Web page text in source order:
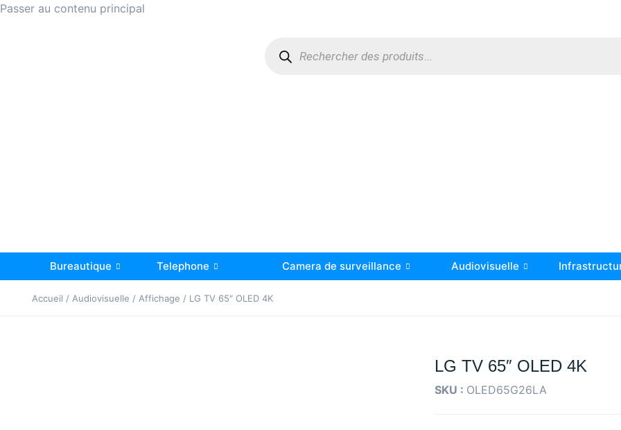
Passer au contenu principal
Bureautique Telephone Camera de surveillance Audiovisuelle
Accueil / Audiovisuelle / Affichage / LG TV 65″ OLED 4K
LG TV 65″ OLED 4K
SKU : OLED65G26LA